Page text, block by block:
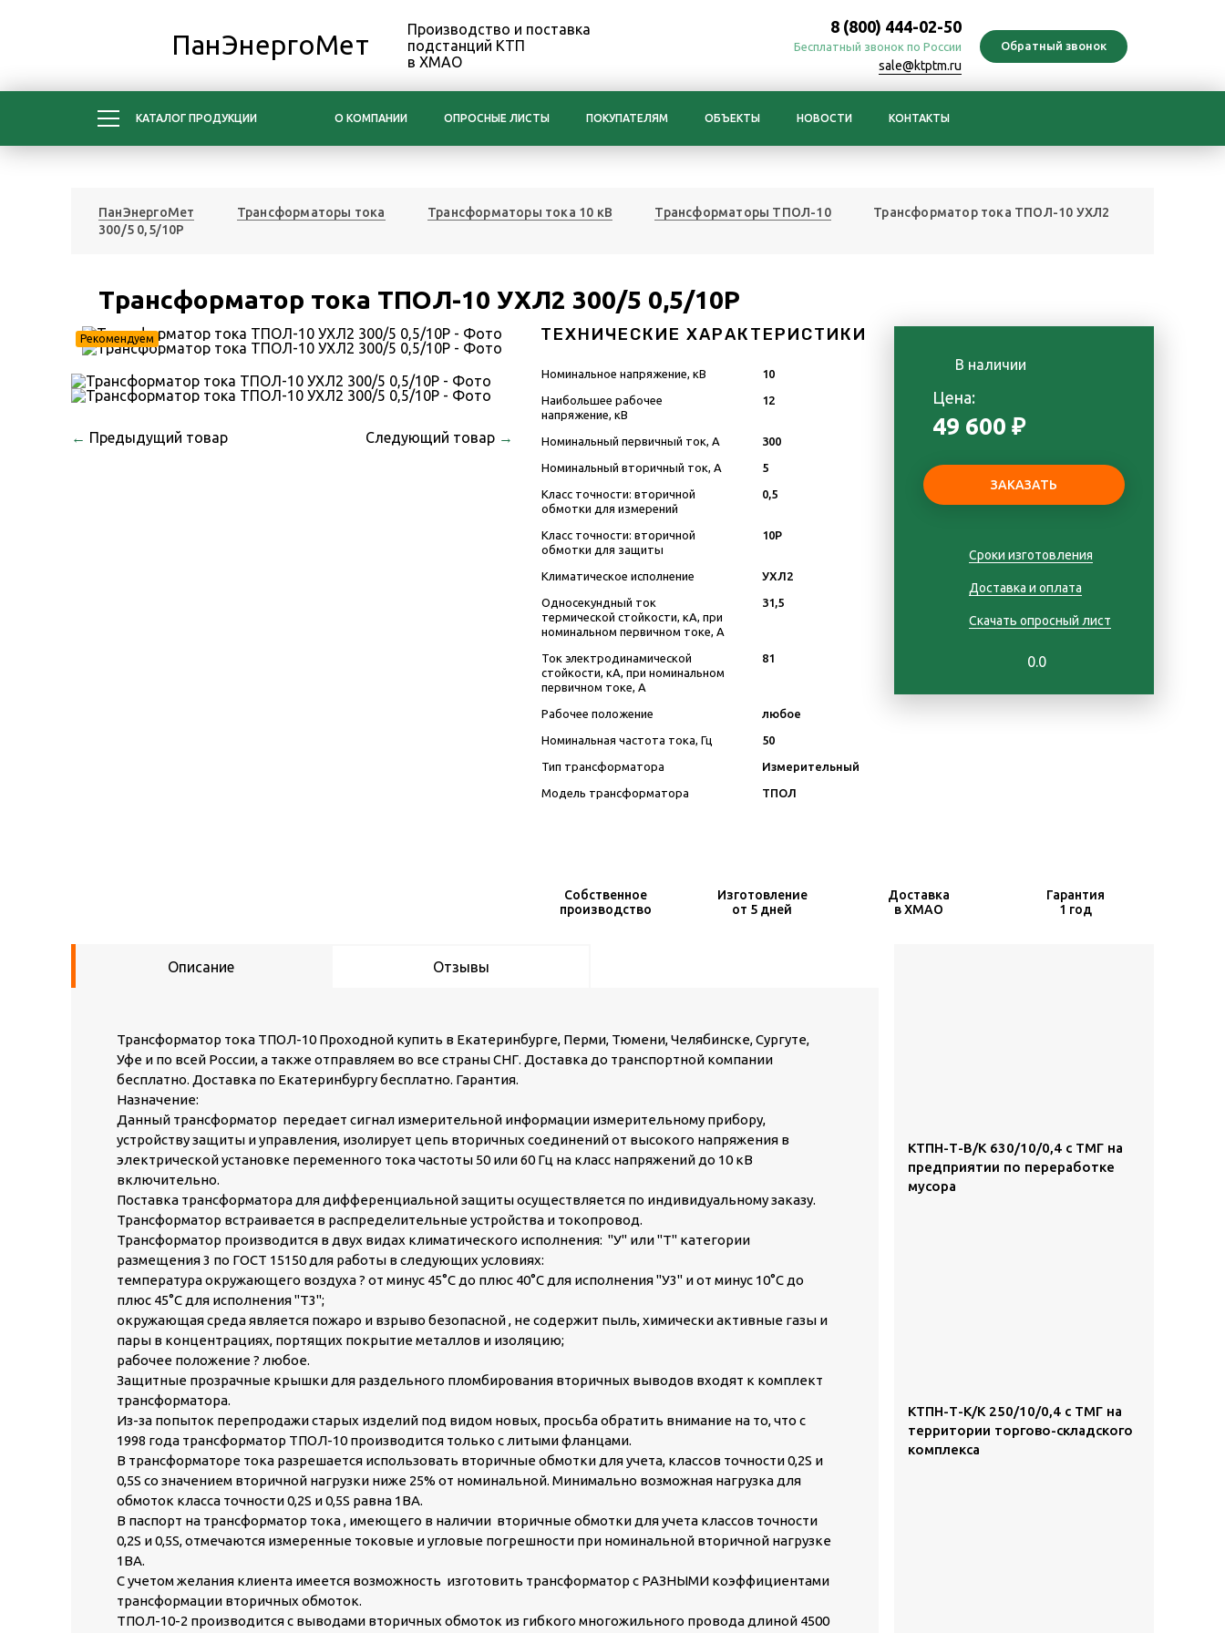
ПанЭнергоМет
Производство и поставка
подстанций КТП
в ХМАО
8 (800) 444-02-50
Бесплатный звонок по России
sale@ktptm.ru
КАТАЛОГ ПРОДУКЦИИ О КОМПАНИИ ОПРОСНЫЕ ЛИСТЫ ПОКУПАТЕЛЯМ ОБЪЕКТЫ НОВОСТИ КОНТАКТЫ
ПанЭнергоМет Трансформаторы тока Трансформаторы тока 10 кВ Трансформаторы ТПОЛ-10
Трансформатор тока ТПОЛ-10 УХЛ2
300/5 0,5/10Р
Трансформатор тока ТПОЛ-10 УХЛ2 300/5 0,5/10Р
Рекомендуем
← Предыдущий товар Следующий товар →
ТЕХНИЧЕСКИЕ ХАРАКТЕРИСТИКИ
Номинальное напряжение, кВ 10
Наибольшее рабочее
напряжение, кВ
12
Номинальный первичный ток, А 300
Номинальный вторичный ток, А 5
Класс точности: вторичной
обмотки для измерений
0,5
Класс точности: вторичной
обмотки для защиты
10P
Климатическое исполнение УХЛ2
Односекундный ток
термической стойкости, кА, при
номинальном первичном токе, А
31,5
Ток электродинамической
стойкости, кА, при номинальном
первичном токе, А
81
Рабочее положение любое
Номинальная частота тока, Гц 50
Тип трансформатора Измерительный
Модель трансформатора ТПОЛ
В наличии
Цена:
49 600 ₽
Сроки изготовления
Доставка и оплата
Скачать опросный лист
0.0
Собственное
производство
Изготовление
от 5 дней
Доставка
в ХМАО
Гарантия
1 год
Описание Отзывы
Трансформатор тока ТПОЛ-10 Проходной купить в Екатеринбурге, Перми, Тюмени, Челябинске, Сургуте,
Уфе и по всей России, а также отправляем во все страны СНГ. Доставка до транспортной компании
бесплатно. Доставка по Екатеринбургу бесплатно. Гарантия.
Назначение:
Данный трансформатор передает сигнал измерительной информации измерительному прибору,
устройству защиты и управления, изолирует цепь вторичных соединений от высокого напряжения в
электрической установке переменного тока частоты 50 или 60 Гц на класс напряжений до 10 кВ
включительно.
Поставка трансформатора для дифференциальной защиты осуществляется по индивидуальному заказу.
Трансформатор встраивается в распределительные устройства и токопровод.
Трансформатор производится в двух видах климатического исполнения: "У" или "Т" категории
размещения 3 по ГОСТ 15150 для работы в следующих условиях:
температура окружающего воздуха ? от минус 45°С до плюс 40°С для исполнения "У3" и от минус 10°С до
плюс 45°С для исполнения "Т3";
окружающая среда является пожаро и взрыво безопасной , не содержит пыль, химически активные газы и
пары в концентрациях, портящих покрытие металлов и изоляцию;
рабочее положение ? любое.
Защитные прозрачные крышки для раздельного пломбирования вторичных выводов входят к комплект
трансформатора.
Из-за попыток перепродажи старых изделий под видом новых, просьба обратить внимание на то, что с
1998 года трансформатор ТПОЛ-10 производится только с литыми фланцами.
В трансформаторе тока разрешается использовать вторичные обмотки для учета, классов точности 0,2S и
0,5S со значением вторичной нагрузки ниже 25% от номинальной. Минимально возможная нагрузка для
обмоток класса точности 0,2S и 0,5S равна 1ВА.
В паспорт на трансформатор тока , имеющего в наличии вторичные обмотки для учета классов точности
0,2S и 0,5S, отмечаются измеренные токовые и угловые погрешности при номинальной вторичной нагрузке
1ВА.
С учетом желания клиента имеется возможность изготовить трансформатор с РАЗНЫМИ коэффициентами
трансформации вторичных обмоток.
ТПОЛ-10-2 производится с выводами вторичных обмоток из гибкого многожильного провода длиной 4500
КТПН-Т-В/К 630/10/0,4 с ТМГ на
предприятии по переработке
мусора
КТПН-Т-К/К 250/10/0,4 с ТМГ на
территории торгово-складского
комплекса